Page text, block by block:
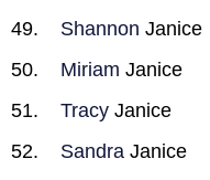
Shannon Janice
Miriam Janice
Tracy Janice
Sandra Janice